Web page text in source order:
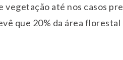
até nos casos
que 20% da área florestal